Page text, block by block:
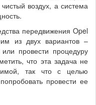
воздух, а система
передвижения Opel
из двух вариантов –
провести процедуру
что эта задача не
так что с целью
провести ее